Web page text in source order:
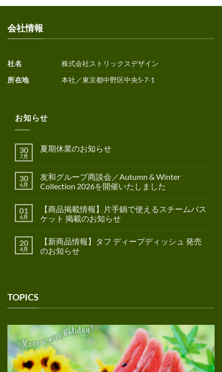
会社情報
社名
株式会社ストリックスデザイン
所在地
本社／東京都中野区中央5-7-1
お知らせ
30
7月
夏期休業のお知らせ
30
6月
友和グループ商談会／Autumn & Winter
Collection 2026を開催いたしました
01
6月
【商品掲載情報】片手鍋で使えるスチームバス
ケット 掲載のお知らせ
20
4月
【新商品情報】タフ ディープディッシュ 発売
のお知らせ
TOPICS